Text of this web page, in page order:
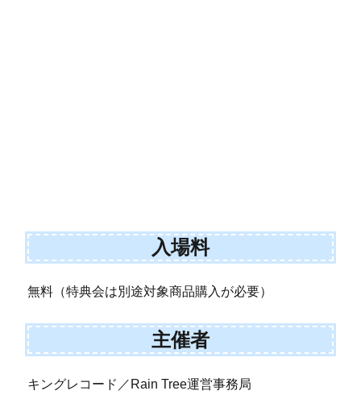
入場料
無料（特典会は別途対象商品購入が必要）
主催者
キングレコード／Rain Tree運営事務局